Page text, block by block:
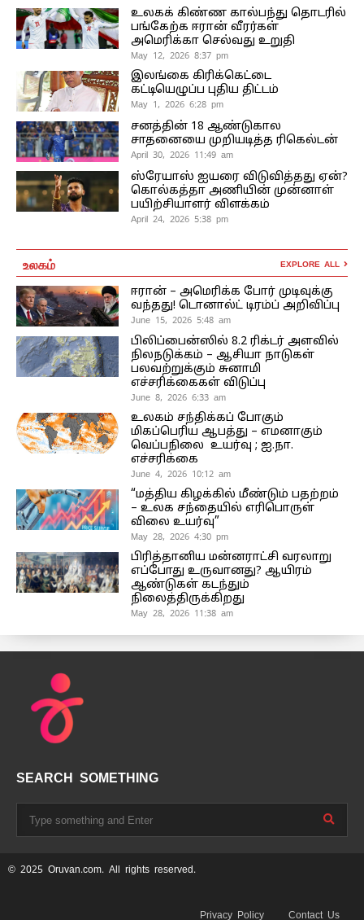
உலகக் கிண்ண கால்பந்து தொடரில்
பங்கேற்க ஈரான் வீரர்கள்
அமெரிக்கா செல்வது உறுதி
May 12, 2026 8:37 pm
இலங்கை கிரிக்கெட்டை
கட்டியெழுப்ப புதிய திட்டம்
May 1, 2026 6:28 pm
சனத்தின் 18 ஆண்டுகால
சாதனையை முறியடித்த ரிகெல்டன்
April 30, 2026 11:49 am
ஸ்ரேயாஸ் ஐயரை விடுவித்தது ஏன்?
கொல்கத்தா அணியின் முன்னாள்
பயிற்சியாளர் விளக்கம்
April 24, 2026 5:38 pm
உலகம் EXPLORE ALL
ஈரான் – அமெரிக்க போர் முடிவுக்கு
வந்தது! டொனால்ட் டிரம்ப் அறிவிப்பு
June 15, 2026 5:48 am
பிலிப்பைன்ஸில் 8.2 ரிக்டர் அளவில்
நிலநடுக்கம் – ஆசியா நாடுகள்
பலவற்றுக்கும் சுனாமி
எச்சரிக்கைகள் விடுப்பு
June 8, 2026 6:33 am
உலகம் சந்திக்கப் போகும்
மிகப்பெரிய ஆபத்து – எமனாகும்
வெப்பநிலை உயர்வு ; ஐ.நா.
எச்சரிக்கை
June 4, 2026 10:12 am
“மத்திய கிழக்கில் மீண்டும் பதற்றம்
– உலக சந்தையில் எரிபொருள்
விலை உயர்வு”
May 28, 2026 4:30 pm
பிரித்தானிய மன்னராட்சி வரலாறு
எப்போது உருவானது? ஆயிரம்
ஆண்டுகள் கடந்தும்
நிலைத்திருக்கிறது
May 28, 2026 11:38 am
SEARCH SOMETHING
© 2025 Oruvan.com. All rights reserved.
Privacy Policy Contact Us